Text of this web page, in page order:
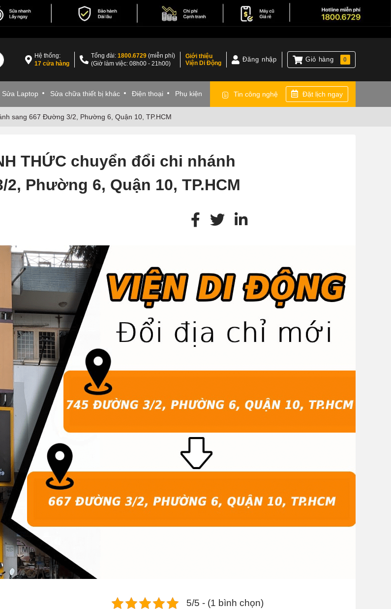
Hệ thống:
17 cửa hàng
Tổng đài:1800.6729 (miễn phí)
(Giờ làm việc: 08h00 - 21h00)
Giới thiệu
Viện Di Động
Đăng nhập Giỏ hàng 0
Sửa Laptop Sửa chữa thiết bị khác Điện thoại Phụ kiện Tin công nghệ Đặt lịch ngay
sang 667 Đường 3/2, Phường 6, Quận 10, TP.HCM
THỨC chuyển đổi chi nhánh
Phường 6, Quận 10, TP.HCM
5/5 - (1 bình chọn)